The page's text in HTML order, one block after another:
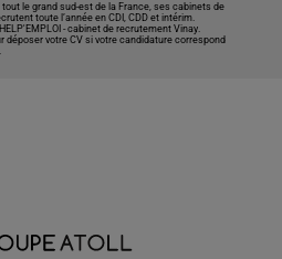
le grand sud-est de la France, ses cabinets de
toute l’année en CDI, CDD et intérim.
-cabinet de recrutement Vinay.
déposer votre CV si votre candidature correspond